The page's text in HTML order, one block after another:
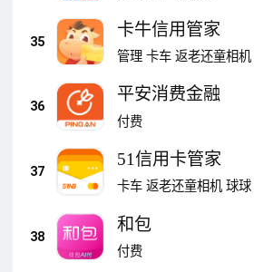
35
卡牛信用管家
管理 卡车 返老还童相机
36
平安消费金融
付费
37
51信用卡管家
卡车 返老还童相机 球球
38
和包
付费